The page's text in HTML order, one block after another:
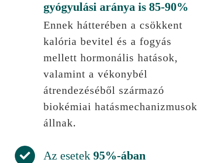
gyógyulási aránya is 85-90%
Ennek hátterében a csökkent
kalória bevitel és a fogyás
mellett hormonális hatások,
valamint a vékonybél
átrendezéséből származó
biokémiai hatásmechanizmusok
állnak.
Az esetek 95%-ában